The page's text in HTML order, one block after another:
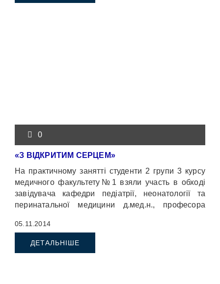
0
«З ВІДКРИТИМ СЕРЦЕМ»
На практичному занятті студенти 2 групи 3 курсу
медичного факультету№1 взяли участь в обході
завідувача кафедри педіатрії, неонатології та
перинатальної медицини д.мед.н., професора
міської дитячої клінічної лікарні.
05.11.2014
ДЕТАЛЬНІШЕ